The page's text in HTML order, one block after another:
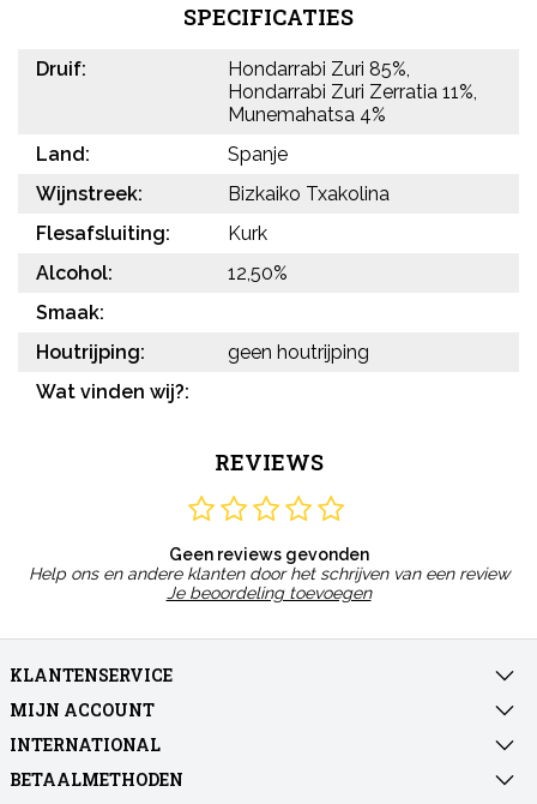
SPECIFICATIES
Druif:
Hondarrabi Zuri 85%,
Hondarrabi Zuri Zerratia 11%,
Munemahatsa 4%
Land:
Spanje
Wijnstreek:
Bizkaiko Txakolina
Flesafsluiting:
Kurk
Alcohol:
12,50%
Smaak:
Houtrijping:
geen houtrijping
Wat vinden wij?:
REVIEWS
Geen reviews gevonden
Help ons en andere klanten door het schrijven van een review
Je beoordeling toevoegen
KLANTENSERVICE
MIJN ACCOUNT
INTERNATIONAL
BETAALMETHODEN